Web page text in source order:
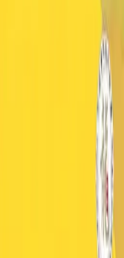
的【組織/機
冊的社團/組織進行註